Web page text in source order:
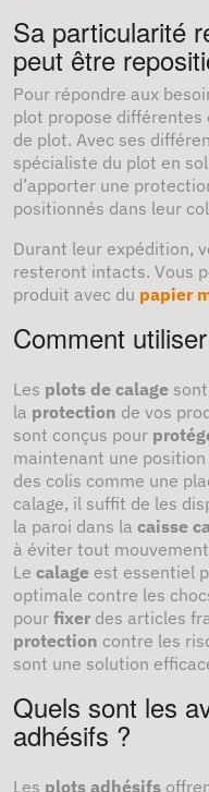
Sa particularité
peut être
Pour répondre aux
plot propose
de plot. Avec ses
spécialiste du plot en
d’apporter une
positionnés dans leur
Durant leur expédition,
resteront intacts. Vous
produit avec du papier
Comment
Les plots de calage
la protection de vos
sont conçus pour
maintenant une
des colis comme une
calage, il suffit de les
la paroi dans la caisse
à éviter tout
Le calage est essentiel
optimale contre les
pour fixer des articles
protection contre les
sont une solution
Quels sont les
adhésifs ?
Les plots adhésifs